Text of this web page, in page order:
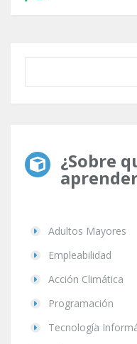
¿Sobre
Adultos Mayores
Empleabilidad
Acción Climática
Programación
Tecnología